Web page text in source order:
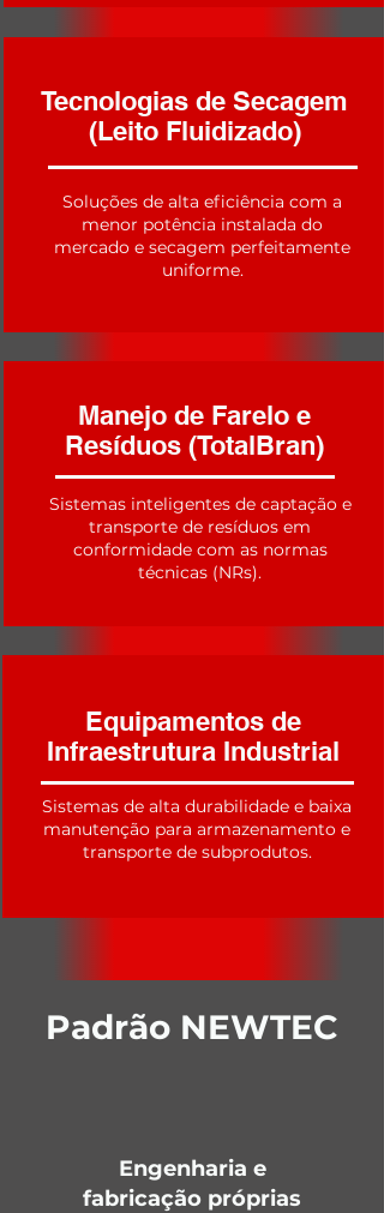
Tecnologias de Secagem
(Leito Fluidizado)
Soluções de alta eficiência com a
menor potência instalada do
mercado e secagem perfeitamente
uniforme.
Manejo de Farelo e
Resíduos (TotalBran)
Sistemas inteligentes de captação e
transporte de resíduos em
conformidade com as normas
técnicas (NRs).
Equipamentos de
Infraestrutura Industrial
Sistemas de alta durabilidade e baixa
manutenção para armazenamento e
transporte de subprodutos.
Padrão NEWTEC
Engenharia e
fabricação próprias